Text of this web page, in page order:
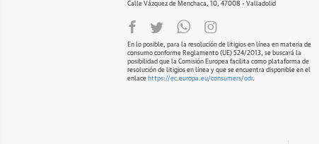
Calle Vázquez de Menchaca, 10, 47008 - Valladolid
En lo posible, para la resolución de litigios en línea en materia de
consumo conforme Reglamento (UE) 524/2013, se buscará la
posibilidad que la Comisión Europea facilita como plataforma de
resolución de litigios en línea y que se encuentra disponible en el
enlace https://ec.europa.eu/consumers/odr.